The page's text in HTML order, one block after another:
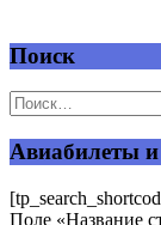
Добавить
Ваш адрес email
Поиск
Авиабилеты и
Поле «Название